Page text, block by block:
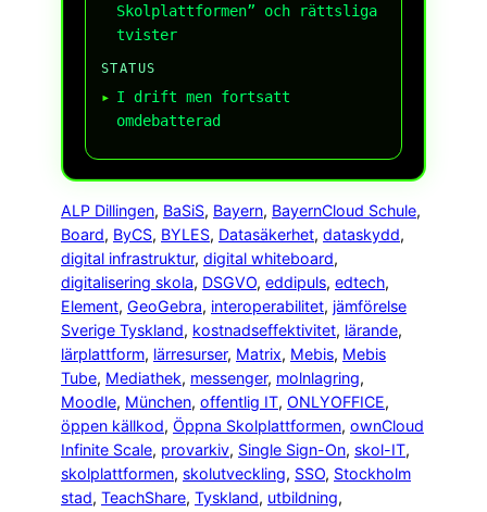
Skolplattformen” och rättsliga
tvister
STATUS
I drift men fortsatt
omdebatterad
ALP Dillingen, BaSiS, Bayern, BayernCloud Schule
Board, ByCS, BYLES, Datasäkerhet, dataskydd
digital infrastruktur, digital whiteboard
digitalisering skola, DSGVO, eddipuls, edtech
Element, GeoGebra, interoperabilitet, jämförelse
Sverige Tyskland, kostnadseffektivitet, lärande
lärplattform, lärresurser, Matrix, Mebis, Mebis
Tube, Mediathek, messenger, molnlagring
Moodle, München, offentlig IT, ONLYOFFICE
öppen källkod, Öppna Skolplattformen, ownCloud
Infinite Scale, provarkiv, Single Sign-On, skol-IT
skolplattformen, skolutveckling, SSO, Stockholm
stad, TeachShare, Tyskland, utbildning